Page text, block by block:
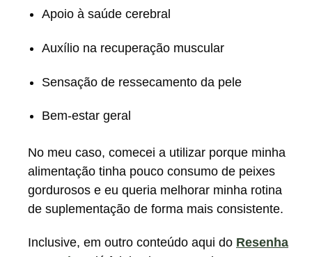
Apoio à saúde cerebral
Auxílio na recuperação muscular
Sensação de ressecamento da pele
Bem-estar geral
No meu caso, comecei a utilizar porque minha
alimentação tinha pouco consumo de peixes
gordurosos e eu queria melhorar minha rotina
de suplementação de forma mais consistente.
Inclusive, em outro conteúdo aqui do Resenha